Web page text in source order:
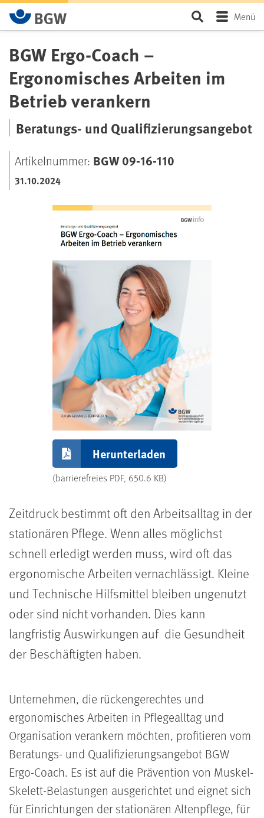
Zum Hauptinhalt springen SeiteMenü
BGW Ergo-Coach –
Ergonomisches Arbeiten im
Betrieb verankern
Beratungs- und Qualifizierungsangebot
Artikelnummer: BGW 09-16-110
31.10.2024
Herunterladen
(barrierefreies PDF, 650.6 KB)
Zeitdruck bestimmt oft den Arbeitsalltag in der
stationären Pflege. Wenn alles möglichst
schnell erledigt werden muss, wird oft das
ergonomische Arbeiten vernachlässigt. Kleine
und Technische Hilfsmittel bleiben ungenutzt
oder sind nicht vorhanden. Dies kann
langfristig Auswirkungen auf die Gesundheit
der Beschäftigten haben.
Unternehmen, die rückengerechtes und
ergonomisches Arbeiten in Pflegealltag und
Organisation verankern möchten, profitieren vom
Beratungs- und Qualifizierungsangebot BGW
Ergo-Coach. Es ist auf die Prävention von Muskel-
Skelett-Belastungen ausgerichtet und eignet sich
für Einrichtungen der stationären Altenpflege, für